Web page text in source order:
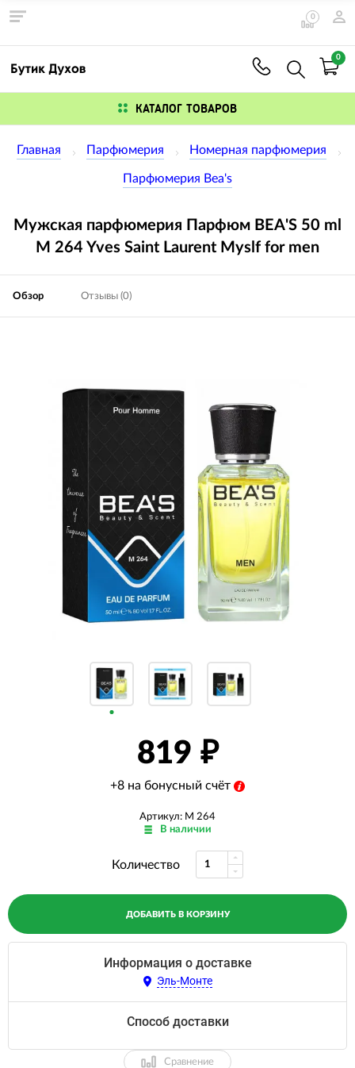
0
0
КАТАЛОГ ТОВАРОВ
Главная Парфюмерия Номерная парфюмерия
Парфюмерия Bea's
Мужская парфюмерия Парфюм BEA'S 50 ml
M 264 Yves Saint Laurent Myslf for men
Обзор Отзывы (0)
819
+8 на бонусный счёт
Артикул: M 264
В наличии
Количество
ДОБАВИТЬ В КОРЗИНУ
Информация о доставке
Эль-Монте
Способ доставки
Сравнение